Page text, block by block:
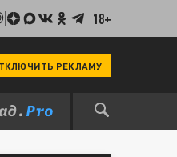
18+
РЕКЛАМУ